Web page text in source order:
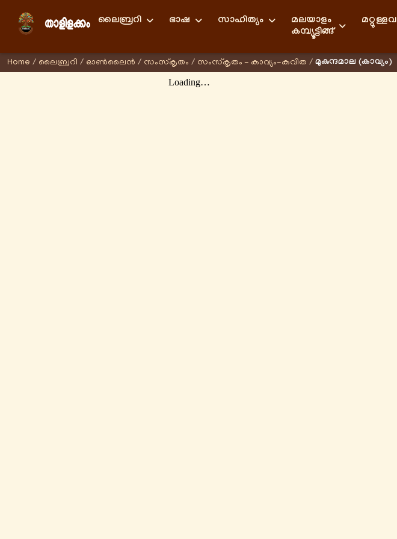
ലൈബ്രറി ഭാഷ സാഹിത്യം
മലയാളം
കമ്പ്യൂട്ടിങ്ങ്
മറ്റുള്ളവ
Home / ലൈബ്രറി / ഓണ്‍ലൈന്‍ / സംസ്കൃതം / സംസ്കൃതം - കാവ്യം-കവിത / മുകുന്ദമാല (കാവ്യം)